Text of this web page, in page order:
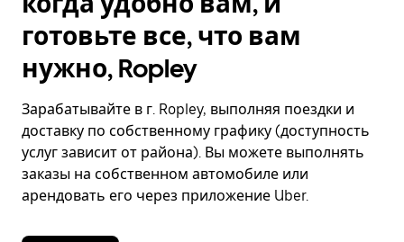
готовьте все, что вам
нужно, Ropley
Зарабатывайте в г. Ropley, выполняя поездки и
доставку по собственному графику (доступность
услуг зависит от района). Вы можете выполнять
заказы на собственном автомобиле или
арендовать его через приложение Uber.